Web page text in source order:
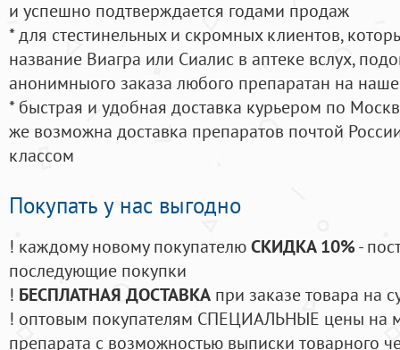
и успешно подтверждается годами продаж
* для стестинельных и скромных клиентов,
название Виагра или Сиалис в аптеке вслух,
анонимныого заказа любого препаратан на
* быстрая и удобная доставка курьером по
же возможна доставка препаратов почтой
классом
Покупать у нас выгодно
! каждому новому покупателюСКИДКА 10%-
последующие покупки
! БЕСПЛАТНАЯ ДОСТАВКА при заказе товара на
! оптовым покупателям СПЕЦИАЛЬНЫЕ цены на
препарата с возможностью выписки товарного